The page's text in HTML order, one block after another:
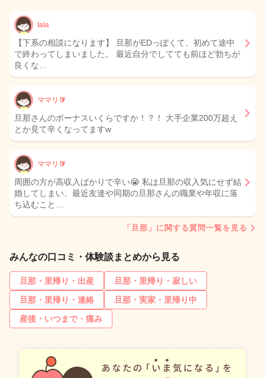
lala
【下系の相談になります】 旦那がEDっぽくて、初めて途中
で終わってしまいました。 最近自分でしてても前ほど勃ちが
良くな…
ママリ🔰
旦那さんのボーナスいくらですか！？！ 大手企業200万超え
とか見て辛くなってますw
ママリ🔰
周囲の方が高収入ばかりで辛い😭 私は旦那の収入気にせず結
婚してしまい、最近友達や同期の旦那さんの職業や年収に落
ち込むこと…
「旦那」に関する質問一覧を見る
みんなの口コミ・体験談まとめから見る
旦那・里帰り・出産
旦那・里帰り・寂しい
旦那・里帰り・連絡
旦那・実家・里帰り中
産後・いつまで・痛み